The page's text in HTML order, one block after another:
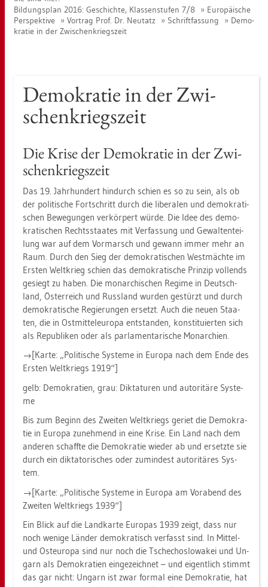
Bil­dungs­plan 2016: Ge­schich­te, Klas­sen­stu­fen 7/8
Eu­ro­päi­sche
Per­spek­ti­ve
Vor­trag Prof. Dr. Neu­tatz Schrift­fas­sung
De­mo­
kra­tie in der Zwi­schen­kriegs­zeit
De­mo­kra­tie in der Zwi­
schen­kriegs­zeit
Die Krise der De­mo­kra­tie in der Zwi­
schen­kriegs­zeit
Das 19. Jahr­hun­dert hin­durch schien es so zu sein, als ob
der po­li­ti­sche Fort­schritt durch die li­be­ra­len und de­mo­kra­ti­
schen Be­we­gun­gen ver­kör­pert würde. Die Idee des de­mo­
kra­ti­schen Rechts­staa­tes mit Ver­fas­sung und Ge­wal­ten­tei­
lung war auf dem Vor­marsch und ge­wann immer mehr an
Raum. Durch den Sieg der de­mo­kra­ti­schen West­mäch­te im
Ers­ten Welt­krieg schien das de­mo­kra­ti­sche Prin­zip voll­ends
ge­siegt zu haben. Die mon­ar­chi­schen Re­gime in Deutsch­
land, Ös­ter­reich und Russ­land wur­den ge­stürzt und durch
de­mo­kra­ti­sche Re­gie­run­gen er­setzt. Auch die neuen Staa­
ten, die in Ost­mit­tel­eu­ro­pa ent­stan­den, kon­sti­tu­ier­ten sich
als Re­pu­bli­ken oder als par­la­men­ta­ri­sche Mon­ar­chi­en.
→[Karte: „Po­li­ti­sche Sys­te­me in Eu­ro­pa nach dem Ende des
Ers­ten Welt­kriegs 1919“]
gelb: De­mo­kra­ti­en, grau: Dik­ta­tu­ren und au­to­ri­tä­re Sys­te­
me
Bis zum Be­ginn des Zwei­ten Welt­kriegs ge­riet die De­mo­kra­
tie in Eu­ro­pa zu­neh­mend in eine Krise. Ein Land nach dem
an­de­ren schaff­te die De­mo­kra­tie wie­der ab und er­setz­te sie
durch ein dik­ta­to­ri­sches oder zu­min­dest au­to­ri­tä­res Sys­
tem.
→[Karte: „Po­li­ti­sche Sys­te­me in Eu­ro­pa am Vor­abend des
Zwei­ten Welt­kriegs 1939“]
Ein Blick auf die Land­kar­te Eu­ro­pas 1939 zeigt, dass nur
noch we­ni­ge Län­der de­mo­kra­tisch ver­fasst sind. In Mit­tel-
und Ost­eu­ro­pa sind nur noch die Tsche­cho­slo­wa­kei und Un­
garn als De­mo­kra­ti­en ein­ge­zeich­net – und ei­gent­lich stimmt
das gar nicht: Un­garn ist zwar for­mal eine De­mo­kra­tie, hat